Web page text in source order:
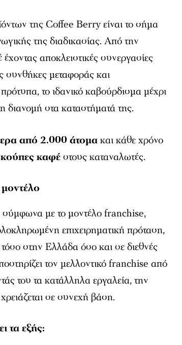
της Coffee Berry είναι το σήμα
της διαδικασίας. Από την
αποκλειστικές συνεργασίες
συνθήκες μεταφοράς και
το ιδανικό καβούρδισμα μέχρι
διανομή στα καταστήματά της.
από 2.000 άτομακαι κάθε χρόνο
καφέστους καταναλωτές.
σύμφωνα με το μοντέλο franchise,
επιχειρηματική πρόταση,
στην Ελλάδα όσο και σε διεθνές
τον μελλοντικό franchise από
του τα κατάλληλα εργαλεία, την
σε συνεχή βάση.
τα εξής: